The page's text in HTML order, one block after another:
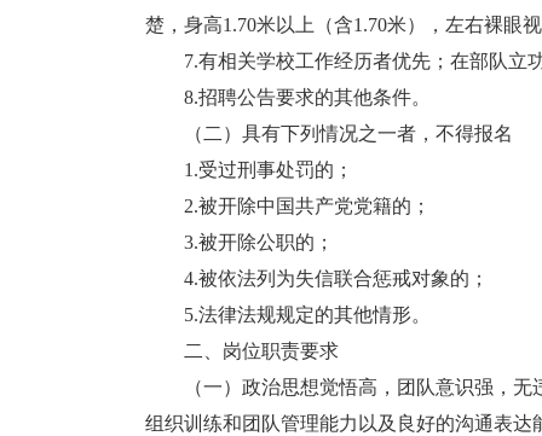
楚，身高1.70米以上（含1.70米），左右裸眼
7.有相关学校工作经历者优先；在部队立
8.招聘公告要求的其他条件。
（二）具有下列情况之一者，不得报名
1.受过刑事处罚的；
2.被开除中国共产党党籍的；
3.被开除公职的；
4.被依法列为失信联合惩戒对象的；
5.法律法规规定的其他情形。
二、岗位职责要求
（一）政治思想觉悟高，团队意识强，无
组织训练和团队管理能力以及良好的沟通表达